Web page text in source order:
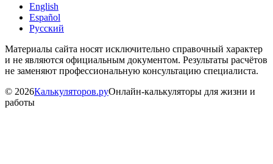
English
Español
Русский
Материалы сайта носят исключительно справочный характер
и не являются официальным документом. Результаты расчётов
не заменяют профессиональную консультацию специалиста.
© 2026Калькуляторов.руОнлайн-калькуляторы для жизни и
работы